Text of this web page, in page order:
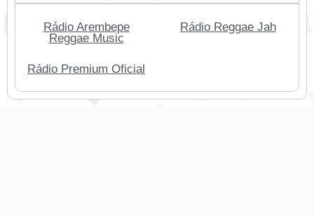
Rádio Arembepe
Reggae Music
Rádio Reggae Jah
Rádio Premium Oficial